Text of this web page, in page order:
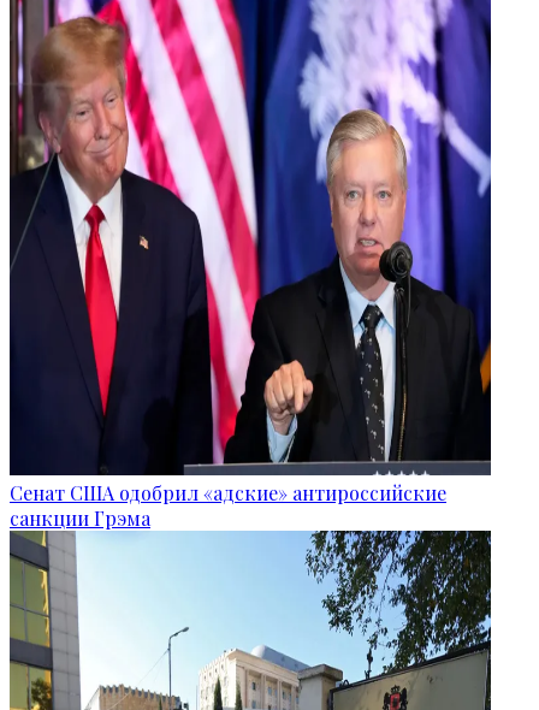
Сенат США одобрил «адские» антироссийские
санкции Грэма